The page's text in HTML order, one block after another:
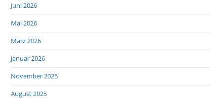
Juni 2026
Mai 2026
März 2026
Januar 2026
November 2025
August 2025